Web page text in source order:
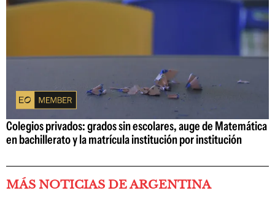
Colegios privados: grados sin escolares, auge de Matemática
en bachillerato y la matrícula institución por institución
MÁS NOTICIAS DE ARGENTINA